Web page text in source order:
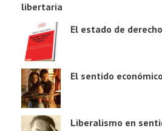
libertaria
El estado de
El sentido
Liberalismo en